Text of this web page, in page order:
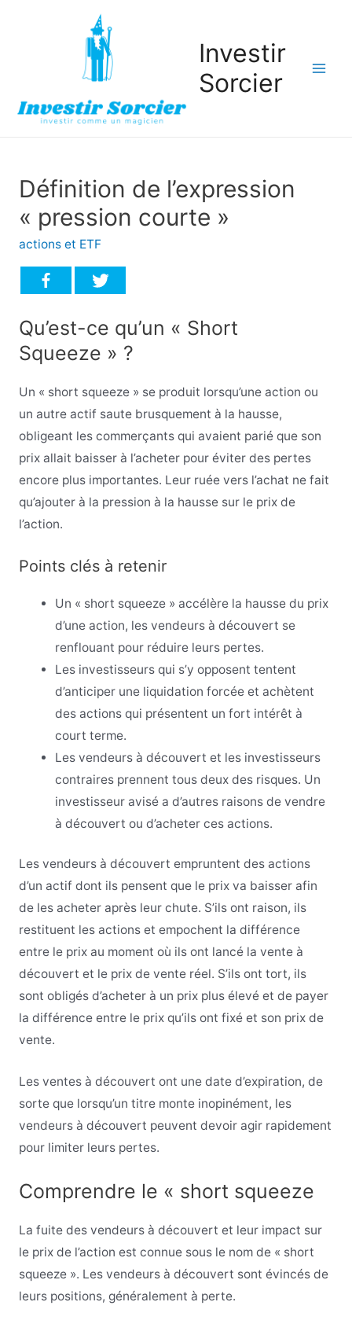
Investir
Sorcier
Définition de l’expression
« pression courte »
actions et ETF
Qu’est-ce qu’un « Short
Squeeze » ?
Un « short squeeze » se produit lorsqu’une action ou
un autre actif saute brusquement à la hausse,
obligeant les commerçants qui avaient parié que son
prix allait baisser à l’acheter pour éviter des pertes
encore plus importantes. Leur ruée vers l’achat ne fait
qu’ajouter à la pression à la hausse sur le prix de
l’action.
Points clés à retenir
Un « short squeeze » accélère la hausse du prix
d’une action, les vendeurs à découvert se
renflouant pour réduire leurs pertes.
Les investisseurs qui s’y opposent tentent
d’anticiper une liquidation forcée et achètent
des actions qui présentent un fort intérêt à
court terme.
Les vendeurs à découvert et les investisseurs
contraires prennent tous deux des risques. Un
investisseur avisé a d’autres raisons de vendre
à découvert ou d’acheter ces actions.
Les vendeurs à découvert empruntent des actions
d’un actif dont ils pensent que le prix va baisser afin
de les acheter après leur chute. S’ils ont raison, ils
restituent les actions et empochent la différence
entre le prix au moment où ils ont lancé la vente à
découvert et le prix de vente réel. S’ils ont tort, ils
sont obligés d’acheter à un prix plus élevé et de payer
la différence entre le prix qu’ils ont fixé et son prix de
vente.
Les ventes à découvert ont une date d’expiration, de
sorte que lorsqu’un titre monte inopinément, les
vendeurs à découvert peuvent devoir agir rapidement
pour limiter leurs pertes.
Comprendre le « short squeeze
La fuite des vendeurs à découvert et leur impact sur
le prix de l’action est connue sous le nom de « short
squeeze ». Les vendeurs à découvert sont évincés de
leurs positions, généralement à perte.